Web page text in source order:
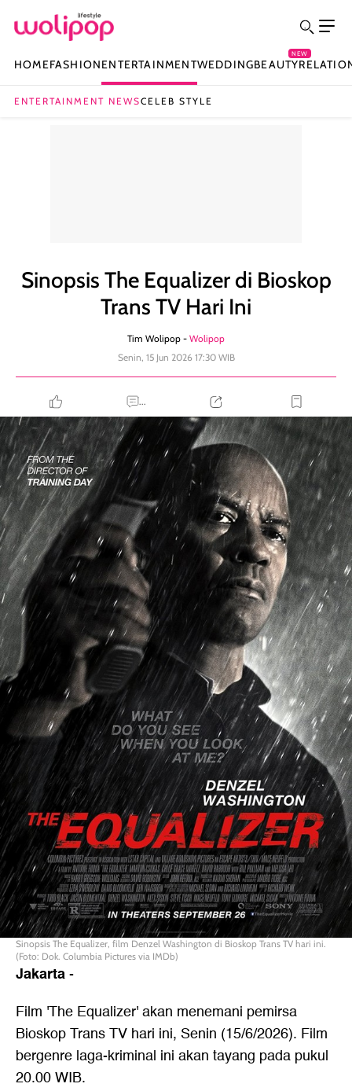
HOMEFASHIONENTERTAINMENTWEDDINGBEAUTY
NEW
ENTERTAINMENT NEWSCELEB STYLE
Sinopsis The Equalizer di Bioskop
Trans TV Hari Ini
Tim Wolipop - Wolipop
Senin, 15 Jun 2026 17:30 WIB
...
Sinopsis The Equalizer, film Denzel Washington di Bioskop Trans TV hari ini.
(Foto: Dok. Columbia Pictures via IMDb)
Jakarta-
Film 'The Equalizer' akan menemani pemirsa
Bioskop Trans TV hari ini, Senin (15/6/2026). Film
bergenre laga-kriminal ini akan tayang pada pukul
20.00 WIB.